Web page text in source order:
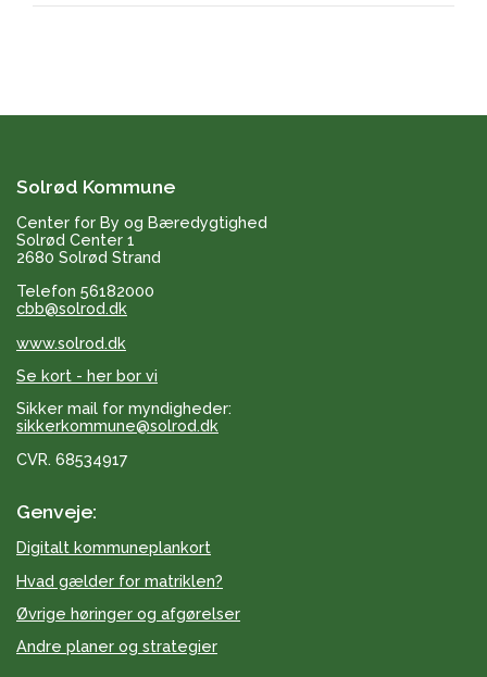
Solrød Kommune
Center for By og Bæredygtighed
Solrød Center 1
2680 Solrød Strand
Telefon 56182000
cbb@solrod.dk
www.solrod.dk
Se kort - her bor vi
Sikker mail for myndigheder:
sikkerkommune@solrod.dk
CVR. 68534917
Genveje:
Digitalt kommuneplankort
Hvad gælder for matriklen?
Øvrige høringer og afgørelser
Andre planer og strategier